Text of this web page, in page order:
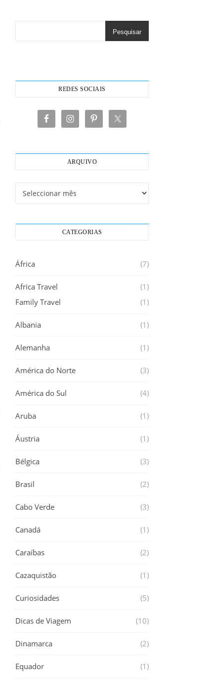
Pesquisar
REDES SOCIAIS
ARQUIVO
Arquivo
CATEGORIAS
África (7)
Africa Travel
(1)
Family Travel
(1)
Albania (1)
Alemanha (1)
América do Norte (3)
América do Sul (4)
Aruba (1)
Áustria (1)
Bélgica (3)
Brasil (2)
Cabo Verde (3)
Canadá (1)
Caraíbas (2)
Cazaquistão (1)
Curiosidades (5)
Dicas de Viagem (10)
Dinamarca (2)
Equador (1)